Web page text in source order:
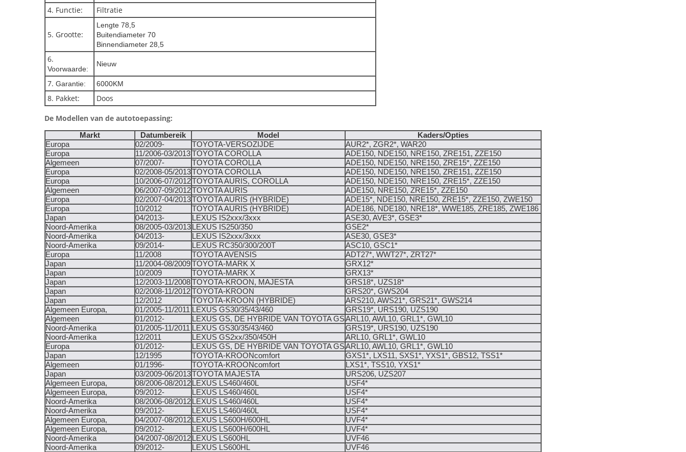
4. Functie: Filtratie
5. Grootte:
Lengte 78,5
Buitendiameter 70
Binnendiameter 28,5
6.
Voorwaarde:
Nieuw
7. Garantie: 6000KM
8. Pakket: Doos
De Modellen van de autotoepassing:
Markt Datumbereik Model
Kaders/Opties
Europa
02/2009- TOYOTA-VERSOZIJDE
AUR2*, ZGR2*, WAR20
Europa
11/2006-03/2013TOYOTA COROLLA
ADE150, NDE150, NRE150, ZRE151, ZZE150
Algemeen
07/2007- TOYOTA COROLLA
ADE150, NDE150, NRE150, ZRE15*, ZZE150
Europa
02/2008-05/2013TOYOTA COROLLA
ADE150, NDE150, NRE150, ZRE151, ZZE150
Europa
10/2006-07/2012TOYOTA AURIS, COROLLA
ADE150, NDE150, NRE150, ZRE15*, ZZE150
Algemeen
06/2007-09/2012TOYOTA AURIS
ADE150, NRE150, ZRE15*, ZZE150
Europa
02/2007-04/2013TOYOTA AURIS (HYBRIDE)
ADE15*, NDE150, NRE150, ZRE15*, ZZE150, ZWE150
Europa
10/2012 TOYOTA AURIS (HYBRIDE)
ADE186, NDE180, NRE18*, WWE185, ZRE185, ZWE186
Japan
04/2013- LEXUS IS2xxx/3xxx
ASE30, AVE3*, GSE3*
Noord-Amerika
08/2005-03/2013 LEXUS IS250/350
GSE2*
Noord-Amerika
04/2013- LEXUS IS2xxx/3xxx
ASE30, GSE3*
Noord-Amerika
09/2014- LEXUS RC350/300/200T
ASC10, GSC1*
Europa
11/2008 TOYOTA AVENSIS
ADT27*, WWT27*, ZRT27*
Japan
11/2004-08/2009TOYOTA-MARK X
GRX12*
Japan
10/2009 TOYOTA-MARK X
GRX13*
Japan
12/2003-11/2008TOYOTA-KROON, MAJESTA
GRS18*, UZS18*
Japan
02/2008-11/2012TOYOTA-KROON
GRS20*, GWS204
Japan
12/2012 TOYOTA-KROON (HYBRIDE)
ARS210, AWS21*, GRS21*, GWS214
Algemeen Europa,
01/2005-11/2011 LEXUS GS30/35/43/460
GRS19*, URS190, UZS190
Algemeen
01/2012- LEXUS GS, DE HYBRIDE VAN TOYOTA GSARL10, AWL10, GRL1*, GWL10
Noord-Amerika
01/2005-11/2011 LEXUS GS30/35/43/460
GRS19*, URS190, UZS190
Noord-Amerika
12/2011 LEXUS GS2xx/350/450H
ARL10, GRL1*, GWL10
Europa
01/2012- LEXUS GS, DE HYBRIDE VAN TOYOTA GSARL10, AWL10, GRL1*, GWL10
Japan
12/1995 TOYOTA-KROONcomfort
GXS1*, LXS11, SXS1*, YXS1*, GBS12, TSS1*
Algemeen
01/1996- TOYOTA-KROONcomfort
LXS1*, TSS10, YXS1*
Japan
03/2009-06/2013TOYOTA MAJESTA
URS206, UZS207
Algemeen Europa,
08/2006-08/2012 LEXUS LS460/460L
USF4*
Algemeen Europa,
09/2012- LEXUS LS460/460L
USF4*
Noord-Amerika
08/2006-08/2012 LEXUS LS460/460L
USF4*
Noord-Amerika
09/2012- LEXUS LS460/460L
USF4*
Algemeen Europa,
04/2007-08/2012 LEXUS LS600H/600HL
UVF4*
Algemeen Europa,
09/2012- LEXUS LS600H/600HL
UVF4*
Noord-Amerika
04/2007-08/2012 LEXUS LS600HL
UVF46
Noord-Amerika
09/2012- LEXUS LS600HL
UVF46